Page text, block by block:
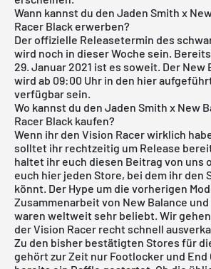
Wann kannst du den Jaden Smith x
Racer Black erwerben?
Der offizielle Releasetermin des
wird noch in dieser Woche sein.
29. Januar 2021 ist es soweit. Der New
wird ab 09:00 Uhr in den hier
verfügbar sein.
Wo kannst du den Jaden Smith x New
Racer Black kaufen?
Wenn ihr den Vision Racer wirklich
solltet ihr rechtzeitig um Release
haltet ihr euch diesen Beitrag von uns
euch hier jeden Store, bei dem ihr den
könnt. Der Hype um die vorherigen
Zusammenarbeit von New Balance
waren weltweit sehr beliebt. Wir gehen
der Vision Racer recht schnell
Zu den bisher bestätigten Stores für
gehört zur Zeit nur Footlocker und End